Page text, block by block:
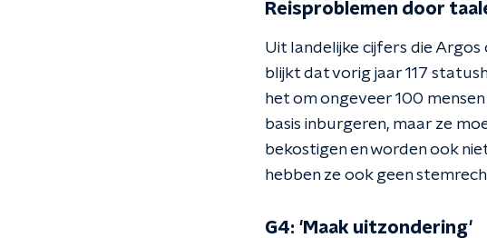
Reisproblemen door
Uit landelijke cijfers die
blijkt dat vorig jaar 117
het om ongeveer 100
basis inburgeren, maar ze
bekostigen en worden ook
hebben ze ook geen
G4: 'Maak uitzondering'